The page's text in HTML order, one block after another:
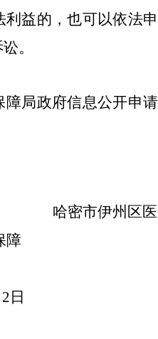
益的，也可以依法申
。
障局政府信息公开申请
哈密市伊州区医
障
2 日